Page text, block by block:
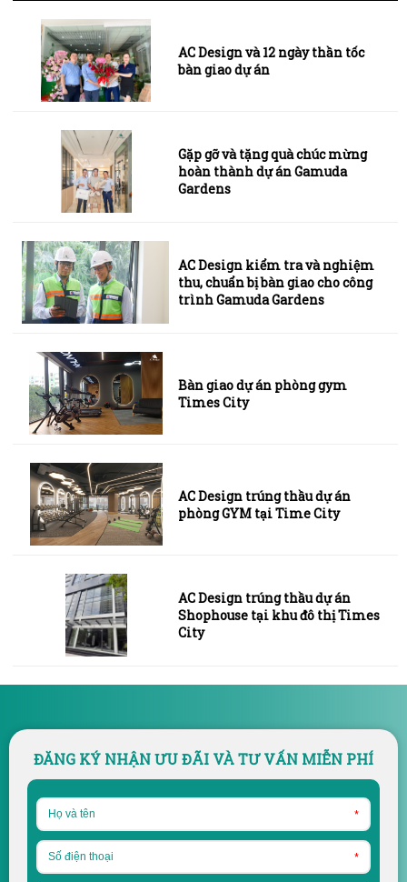
AC Design và 12 ngày thần tốc
bàn giao dự án
Gặp gỡ và tặng quà chúc mừng
hoàn thành dự án Gamuda
Gardens
AC Design kiểm tra và nghiệm
thu, chuẩn bị bàn giao cho công
trình Gamuda Gardens
Bàn giao dự án phòng gym
Times City
AC Design trúng thầu dự án
phòng GYM tại Time City
AC Design trúng thầu dự án
Shophouse tại khu đô thị Times
City
ĐĂNG KÝ NHẬN ƯU ĐÃI VÀ TƯ VẤN MIỄN PHÍ
*
*